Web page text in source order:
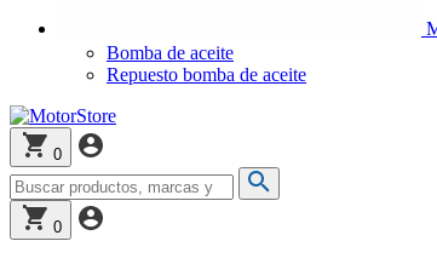
Bomba de aceite
Repuesto bomba de aceite
0
0